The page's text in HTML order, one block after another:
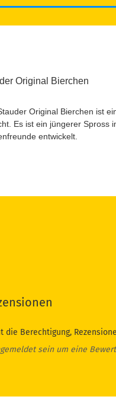
Original Bierchen
Original Bierchen ist
Es ist ein jüngerer Spross
entwickelt.
die Berechtigung,
sein um eine